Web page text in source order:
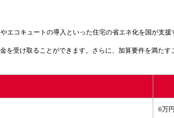
コキュートの導入といった住宅の省エネ化を国が支援
受け取ることができます。さらに、加算要件を満たす
6万